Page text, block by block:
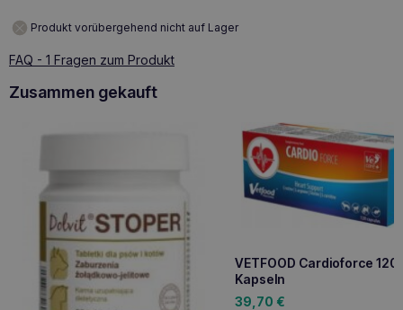
Produkt vorübergehend nicht auf Lager
FAQ - 1 Fragen zum Produkt
Zusammen gekauft
VETFOOD Cardioforce 120
Kapseln
39,70 €